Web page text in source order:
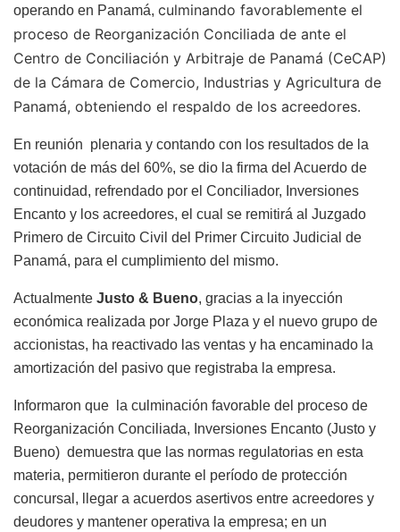
operando en Panamá, culminando favorablemente el
proceso de Reorganización Conciliada de ante el
Centro de Conciliación y Arbitraje de Panamá (CeCAP)
de la Cámara de Comercio, Industrias y Agricultura de
Panamá, obteniendo el respaldo de los acreedores.
En reunión plenaria y contando con los resultados de la
votación de más del 60%, se dio la firma del Acuerdo de
continuidad, refrendado por el Conciliador, Inversiones
Encanto y los acreedores, el cual se remitirá al Juzgado
Primero de Circuito Civil del Primer Circuito Judicial de
Panamá, para el cumplimiento del mismo.
Actualmente Justo & Bueno, gracias a la inyección
económica realizada por Jorge Plaza y el nuevo grupo de
accionistas, ha reactivado las ventas y ha encaminado la
amortización del pasivo que registraba la empresa.
Informaron que la culminación favorable del proceso de
Reorganización Conciliada, Inversiones Encanto (Justo y
Bueno) demuestra que las normas regulatorias en esta
materia, permitieron durante el período de protección
concursal, llegar a acuerdos asertivos entre acreedores y
deudores y mantener operativa la empresa; en un